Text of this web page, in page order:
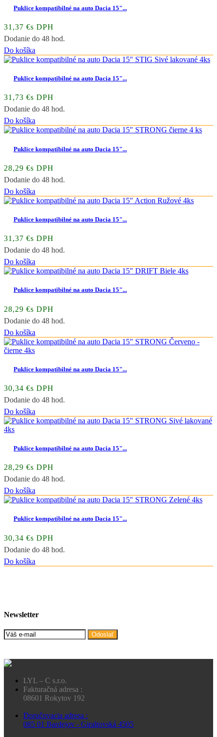
Puklice kompatibilné na auto Dacia 15"...
31,37 €s DPH
Dodanie do 48 hod.
Do košíka
Puklice kompatibilné na auto Dacia 15"...
31,73 €s DPH
Dodanie do 48 hod.
Do košíka
Puklice kompatibilné na auto Dacia 15"...
28,29 €s DPH
Dodanie do 48 hod.
Do košíka
Puklice kompatibilné na auto Dacia 15"...
31,37 €s DPH
Dodanie do 48 hod.
Do košíka
Puklice kompatibilné na auto Dacia 15"...
28,29 €s DPH
Dodanie do 48 hod.
Do košíka
Puklice kompatibilné na auto Dacia 15"...
30,34 €s DPH
Dodanie do 48 hod.
Do košíka
Puklice kompatibilné na auto Dacia 15"...
28,29 €s DPH
Dodanie do 48 hod.
Do košíka
Puklice kompatibilné na auto Dacia 15"...
30,34 €s DPH
Dodanie do 48 hod.
Do košíka
Newsletter
Odoslať
LYL – C s.r.o.
Fakturačná adresa :
08601 Rokytov 192
Doručovacia adresa :
085 01 Bardejov - Giraltovská 4505